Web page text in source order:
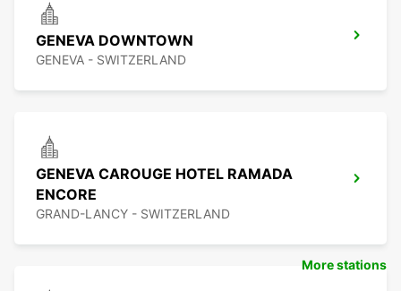
GENEVA DOWNTOWN
GENEVA - SWITZERLAND
GENEVA CAROUGE HOTEL RAMADA
ENCORE
GRAND-LANCY - SWITZERLAND
More stations